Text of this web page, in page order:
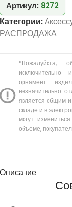
Артикул: 8272
Категории:
РАСПРОДАЖА
*Пожалуйста,
исключительно
орнамент
незначительно
является общим и
складе и в
могут
объеме,
Описание